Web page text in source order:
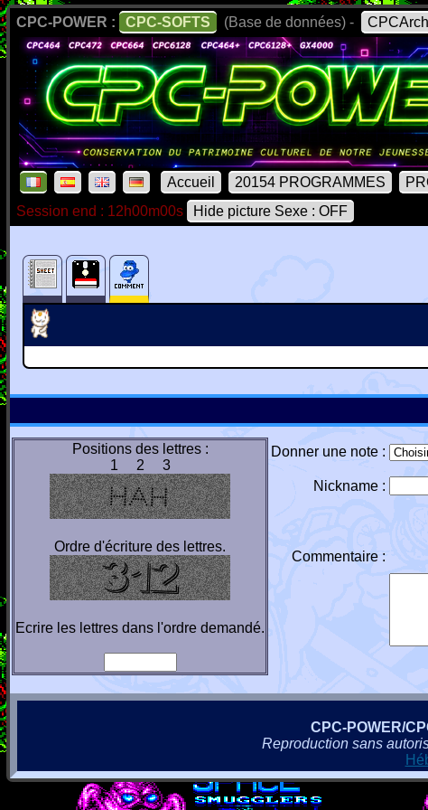
CPC-POWER : CPC-SOFTS (Base de données) -
Accueil 20154 PROGRAMMES
Session end : 12h00m00s
Hide picture Sexe : OFF
Positions des lettres :
1 2 3
Ordre d'écriture des lettres.
Ecrire les lettres dans l'ordre demandé.
Donner une note :
Nickname :
Commentaire :
CPC-POWER/
Reproduction sans